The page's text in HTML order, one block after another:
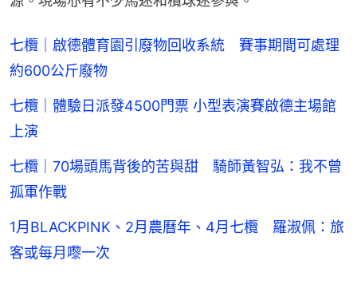
七欖｜啟德體育園引廢物回收系統 賽事期間可處理
約600公斤廢物
七欖｜體驗日派發4500門票 小型表演賽啟德主場館
上演
七欖｜70場頭馬背後的苦與甜 騎師⿈智弘：我不曾
孤軍作戰
1月BLACKPINK、2月農曆年、4月七欖 羅淑佩：旅
客或每月嚟一次